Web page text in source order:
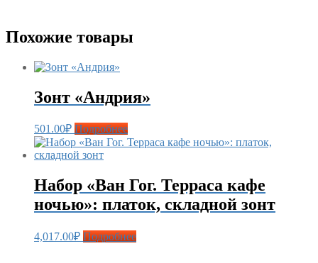
Похожие товары
Зонт «Андрия»
501.00₽ Подробнее
Набор «Ван Гог. Терраса кафе
ночью»: платок, складной зонт
4,017.00₽ Подробнее